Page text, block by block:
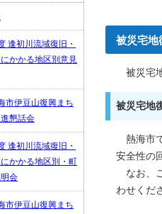
被災宅地
被災宅
被災宅地
熱海市
安全性の
なお、
わせくだ
逢初川流域復旧・
かかる地区別意見
市伊豆山復興まち
懇話会
逢初川流域復旧・
かかる地区別・町
会
市伊豆山復興まち